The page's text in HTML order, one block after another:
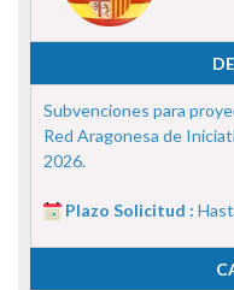
Subvenciones para
Red Aragonesa de
2026.
Plazo Solicitud :